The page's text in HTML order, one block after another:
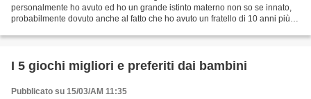
personalmente ho avuto ed ho un grande istinto materno non so se innato,
probabilmente dovuto anche al fatto che ho avuto un fratello di 10 anni più
I 5 giochi migliori e preferiti dai bambini
Pubblicato su 15/03/AM 11:35